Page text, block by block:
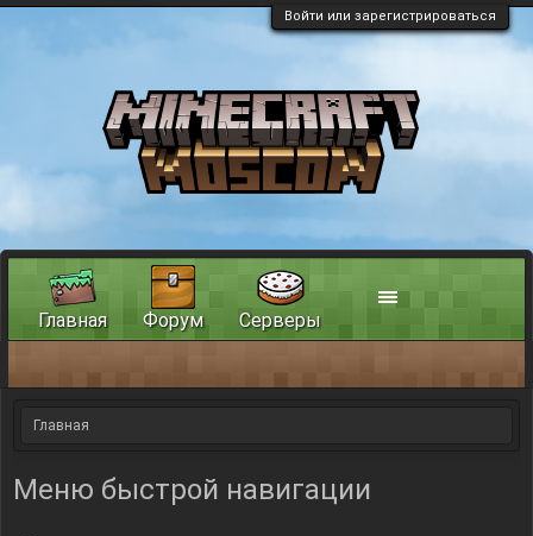
Войти или зарегистрироваться
Главная
Меню быстрой навигации
Главная Форум Серверы